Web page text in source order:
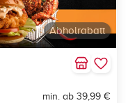
Abholrabatt
min. ab 39,99 €